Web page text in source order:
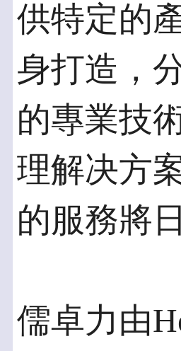
供特定的
身打造，
的專業技
理解决方
的服務將
儒卓力由